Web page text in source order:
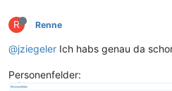
R Renne
@jziegeler Ich habs genau da
Personenfelder: